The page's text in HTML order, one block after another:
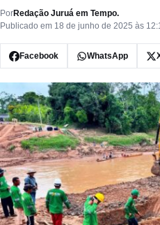
PorRedação Juruá em Tempo.
Publicado em 18 de junho de 2025 às
Facebook WhatsApp